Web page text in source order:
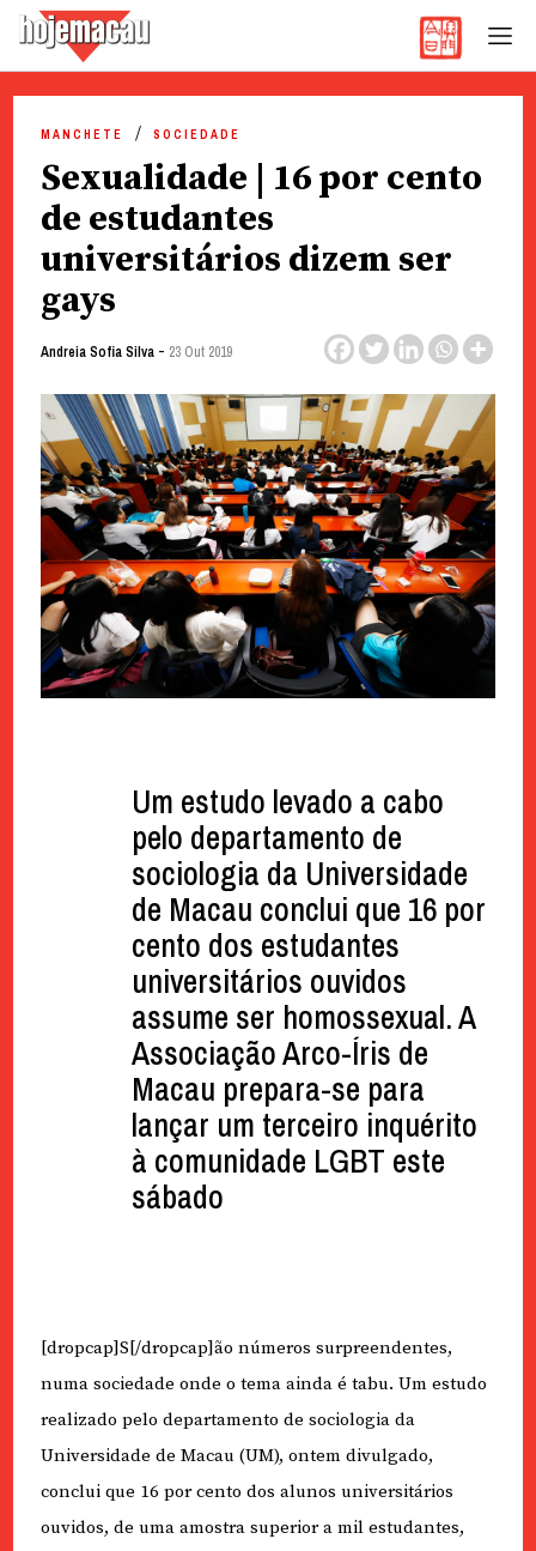
content
MANCHETE SOCIEDADE
Sexualidade | 16 por cento
de estudantes
universitários dizem ser
gays
Andreia Sofia Silva- 23 Out 2019
Um estudo levado a cabo
pelo departamento de
sociologia da Universidade
de Macau conclui que 16 por
cento dos estudantes
universitários ouvidos
assume ser homossexual. A
Associação Arco-Íris de
Macau prepara-se para
lançar um terceiro inquérito
à comunidade LGBT este
sábado
[dropcap]S[/dropcap]ão números surpreendentes,
numa sociedade onde o tema ainda é tabu. Um estudo
realizado pelo departamento de sociologia da
Universidade de Macau (UM), ontem divulgado,
conclui que 16 por cento dos alunos universitários
ouvidos, de uma amostra superior a mil estudantes,